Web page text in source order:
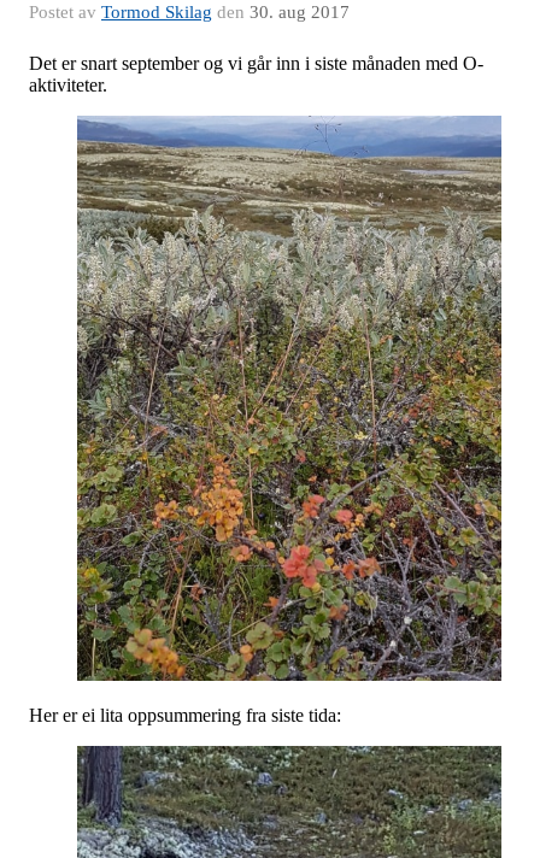
Postet av Tormod Skilag den 30. aug 2017
Det er snart september og vi går inn i siste månaden med O-
aktiviteter.
Her er ei lita oppsummering fra siste tida: